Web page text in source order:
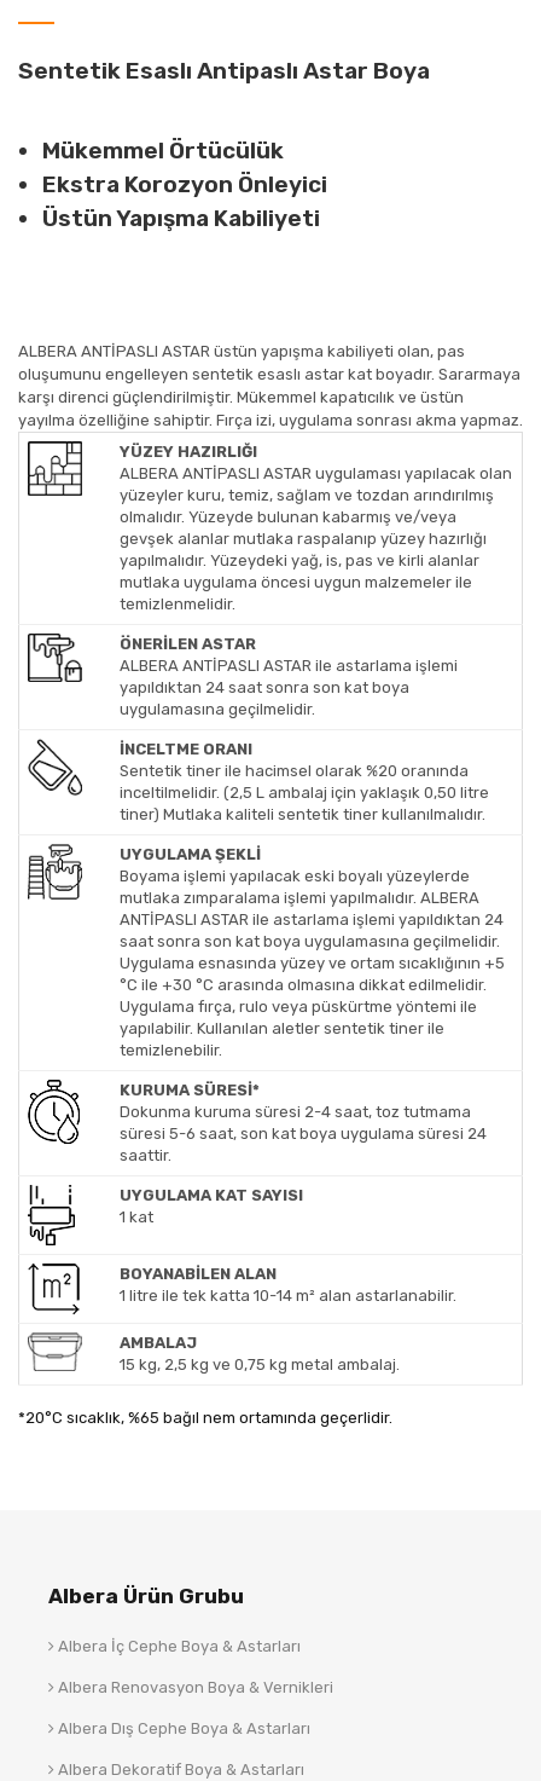
Sentetik Esaslı Antipaslı Astar Boya
Mükemmel Örtücülük
Ekstra Korozyon Önleyici
Üstün Yapışma Kabiliyeti
ALBERA ANTİPASLI ASTAR üstün yapışma kabiliyeti olan, pas
oluşumunu engelleyen sentetik esaslı astar kat boyadır. Sararmaya
karşı direnci güçlendirilmiştir. Mükemmel kapatıcılık ve üstün
yayılma özelliğine sahiptir. Fırça izi, uygulama sonrası akma yapmaz.
YÜZEY HAZIRLIĞI
ALBERA ANTİPASLI ASTAR uygulaması yapılacak olan
yüzeyler kuru, temiz, sağlam ve tozdan arındırılmış
olmalıdır. Yüzeyde bulunan kabarmış ve/veya
gevşek alanlar mutlaka raspalanıp yüzey hazırlığı
yapılmalıdır. Yüzeydeki yağ, is, pas ve kirli alanlar
mutlaka uygulama öncesi uygun malzemeler ile
temizlenmelidir.
ÖNERİLEN ASTAR
ALBERA ANTİPASLI ASTAR ile astarlama işlemi
yapıldıktan 24 saat sonra son kat boya
uygulamasına geçilmelidir.
İNCELTME ORANI
Sentetik tiner ile hacimsel olarak %20 oranında
inceltilmelidir. (2,5 L ambalaj için yaklaşık 0,50 litre
tiner) Mutlaka kaliteli sentetik tiner kullanılmalıdır.
UYGULAMA ŞEKLİ
Boyama işlemi yapılacak eski boyalı yüzeylerde
mutlaka zımparalama işlemi yapılmalıdır. ALBERA
ANTİPASLI ASTAR ile astarlama işlemi yapıldıktan 24
saat sonra son kat boya uygulamasına geçilmelidir.
Uygulama esnasında yüzey ve ortam sıcaklığının +5
°C ile +30 °C arasında olmasına dikkat edilmelidir.
Uygulama fırça, rulo veya püskürtme yöntemi ile
yapılabilir. Kullanılan aletler sentetik tiner ile
temizlenebilir.
KURUMA SÜRESİ*
Dokunma kuruma süresi 2-4 saat, toz tutmama
süresi 5-6 saat, son kat boya uygulama süresi 24
saattir.
UYGULAMA KAT SAYISI
1 kat
BOYANABİLEN ALAN
1 litre ile tek katta 10-14 m² alan astarlanabilir.
AMBALAJ
15 kg, 2,5 kg ve 0,75 kg metal ambalaj.
*20°C sıcaklık, %65 bağıl nem ortamında geçerlidir.
Albera Ürün Grubu
Albera İç Cephe Boya & Astarları
Albera Renovasyon Boya & Vernikleri
Albera Dış Cephe Boya & Astarları
Albera Dekoratif Boya & Astarları